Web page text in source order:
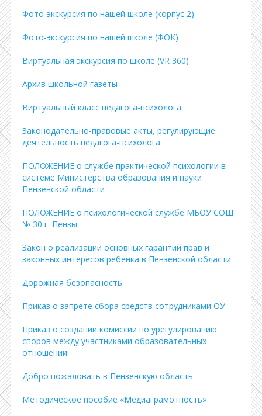
Фото-экскурсия по нашей школе (корпус 2)
Фото-экскурсия по нашей школе (ФОК)
Виртуальная экскурсия по школе (VR 360)
Архив школьной газеты
Виртуальный класс педагога-психолога
Законодательно-правовые акты, регулирующие
деятельность педагога-психолога
ПОЛОЖЕНИЕ о службе практической психологии в
системе Министерства образования и науки
Пензенской области
ПОЛОЖЕНИЕ о психологической службе МБОУ СОШ
№ 30 г. Пензы
Закон о реализации основных гарантий прав и
законных интересов ребенка в Пензенской области
Дорожная безопасность
Приказ о запрете сбора средств сотрудниками ОУ
Приказ о создании комиссии по урегулированию
споров между участниками образовательных
отношении
Добро пожаловать в Пензенскую область
Методическое пособие «Медиаграмотность»